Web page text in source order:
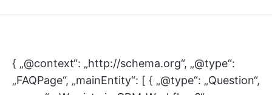
{ „@context“: „http://schema.org“, „@type“:
„FAQPage“, „mainEntity“: [ { „@type“: „Question“,